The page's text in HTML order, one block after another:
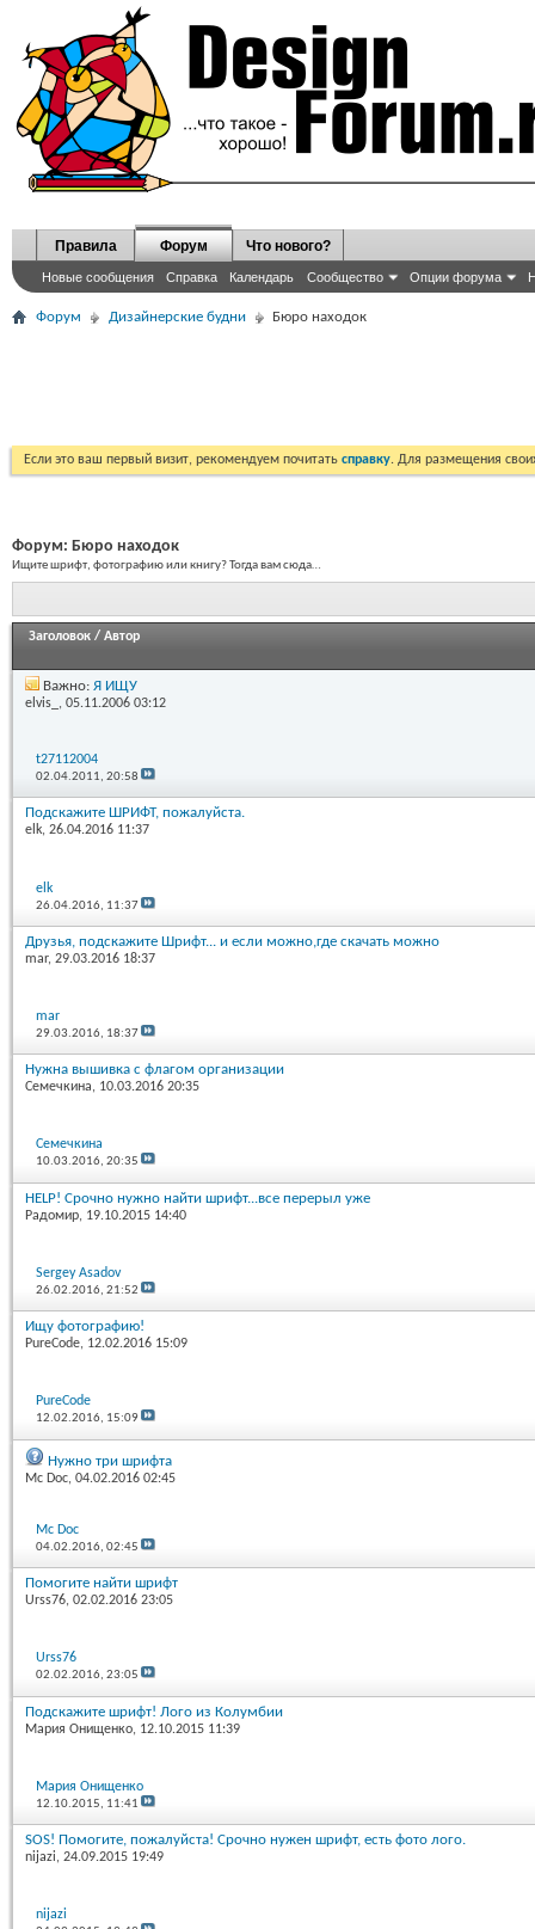
Правила Форум
Новые сообщения Справка Календарь Сообщество Опции форума
Что нового?
Форум Дизайнерские будни Бюро находок
Если это ваш первый визит, рекомендуем почитать справку. Для размещения
Форум: Бюро находок
Ищите шрифт, фотографию или книгу? Тогда вам сюда…
Заголовок / Автор
Важно: Я ИЩУ
elvis_ , 05.11.2006 03:12
t27112004
02.04.2011,20:58
Подскажите ШРИФТ, пожалуйста.
elk, 26.04.2016 11:37
elk
26.04.2016, 11:37
Друзья, подскажите Шрифт... и если можно,где скачать можно
mar, 29.03.2016 18:37
mar
29.03.2016, 18:37
Нужна вышивка с флагом организации
Семечкина, 10.03.2016 20:35
Семечкина
10.03.2016,20:35
HELP! Срочно нужно найти шрифт...все перерыл уже
Радомир, 19.10.2015 14:40
Sergey Asadov
26.02.2016,21:52
Ищу фотографию!
PureCode, 12.02.2016 15:09
PureCode
12.02.2016, 15:09
Нужно три шрифта
Mc Doc, 04.02.2016 02:45
Mc Doc
04.02.2016,02:45
Помогите найти шрифт
Urss76, 02.02.2016 23:05
Urss76
02.02.2016,23:05
Подскажите шрифт! Лого из Колумбии
Мария Онищенко, 12.10.2015 11:39
Мария Онищенко
12.10.2015, 11:41
SOS! Помогите, пожалуйста! Срочно нужен шрифт, есть фото лого.
nijazi, 24.09.2015 19:49
nijazi